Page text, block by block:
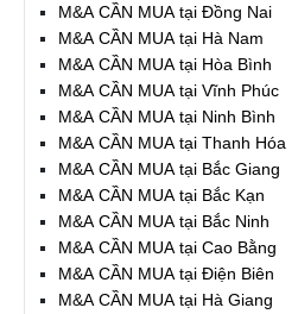
M&A CẦN MUA tại Đồng Nai
M&A CẦN MUA tại Hà Nam
M&A CẦN MUA tại Hòa Bình
M&A CẦN MUA tại Vĩnh Phúc
M&A CẦN MUA tại Ninh Bình
M&A CẦN MUA tại Thanh Hóa
M&A CẦN MUA tại Bắc Giang
M&A CẦN MUA tại Bắc Kạn
M&A CẦN MUA tại Bắc Ninh
M&A CẦN MUA tại Cao Bằng
M&A CẦN MUA tại Điện Biên
M&A CẦN MUA tại Hà Giang